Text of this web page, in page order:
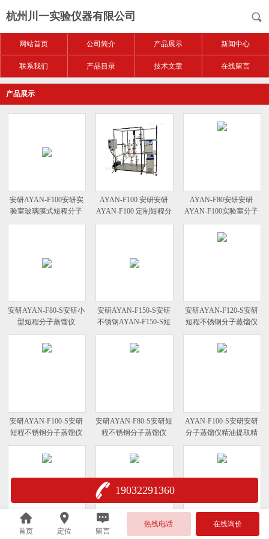
杭州川一实验仪器有限公司
网站首页 公司简介 产品展示 新闻中心
联系我们 产品目录 技术文章 在线留言
产品展示
安研AYAN-F100安研实
验室玻璃膜式短程分子
蒸馏仪
AYAN-F100 安研安研
AYAN-F100 定制短程分
子蒸馏仪
AYAN-F80安研安研
AYAN-F100实验室分子
蒸馏仪
安研AYAN-F80-S安研小
型短程分子蒸馏仪
安研AYAN-F150-S安研
不锈钢AYAN-F150-S短
程分子蒸馏仪
安研AYAN-F120-S安研
短程不锈钢分子蒸馏仪
AYAN-F120-S
安研AYAN-F100-S安研
短程不锈钢分子蒸馏仪
AYAN-F100-S
安研AYAN-F80-S安研短
程不锈钢分子蒸馏仪
AYAN-F80-S
AYAN-F100-S安研安研
分子蒸馏仪精油提取精
细化学提纯设备
安研AYAN-F150-
安研AYAN-F100短程分
19032291360
首页 定位 留言
热线电话 在线询价